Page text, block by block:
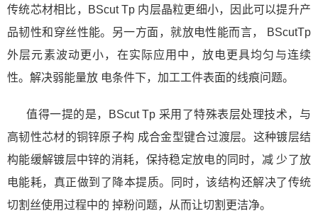
传统芯材相比，BScut Tp 内层晶粒更细小，因此可以提升产
品韧性和穿丝性能。另一方面，就放电性能而言， BScutTp
外层元素波动更小，在实际应用中，放电更具均匀与连续
性。解决弱能量放 电条件下，加工工件表面的线痕问题。
值得一提的是，BScut Tp 采用了特殊表层处理技术，与
高韧性芯材的铜锌原子构 成合金型键合过渡层。这种镀层结
构能缓解镀层中锌的消耗，保持稳定放电的同时，减 少了放
电能耗，真正做到了降本提质。同时，该结构还解决了传统
切割丝使用过程中的 掉粉问题，从而让切割更洁净。